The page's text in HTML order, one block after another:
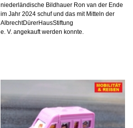
niederländische Bildhauer Ron van der Ende
im Jahr 2024 schuf und das mit Mitteln der
AlbrechtDürerHausStiftung
e. V. angekauft werden konnte.